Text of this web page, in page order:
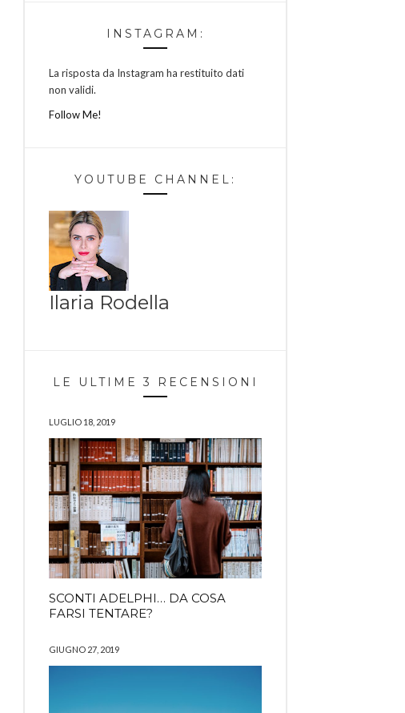
INSTAGRAM:
La risposta da Instagram ha restituito dati
non validi.
Follow Me!
YOUTUBE CHANNEL:
Ilaria Rodella
LE ULTIME 3 RECENSIONI
LUGLIO 18, 2019
SCONTI ADELPHI… DA COSA
FARSI TENTARE?
GIUGNO 27, 2019